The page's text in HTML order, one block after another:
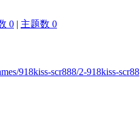
0 | 主题数 0
918kiss-scr888/2-918kiss-scr88